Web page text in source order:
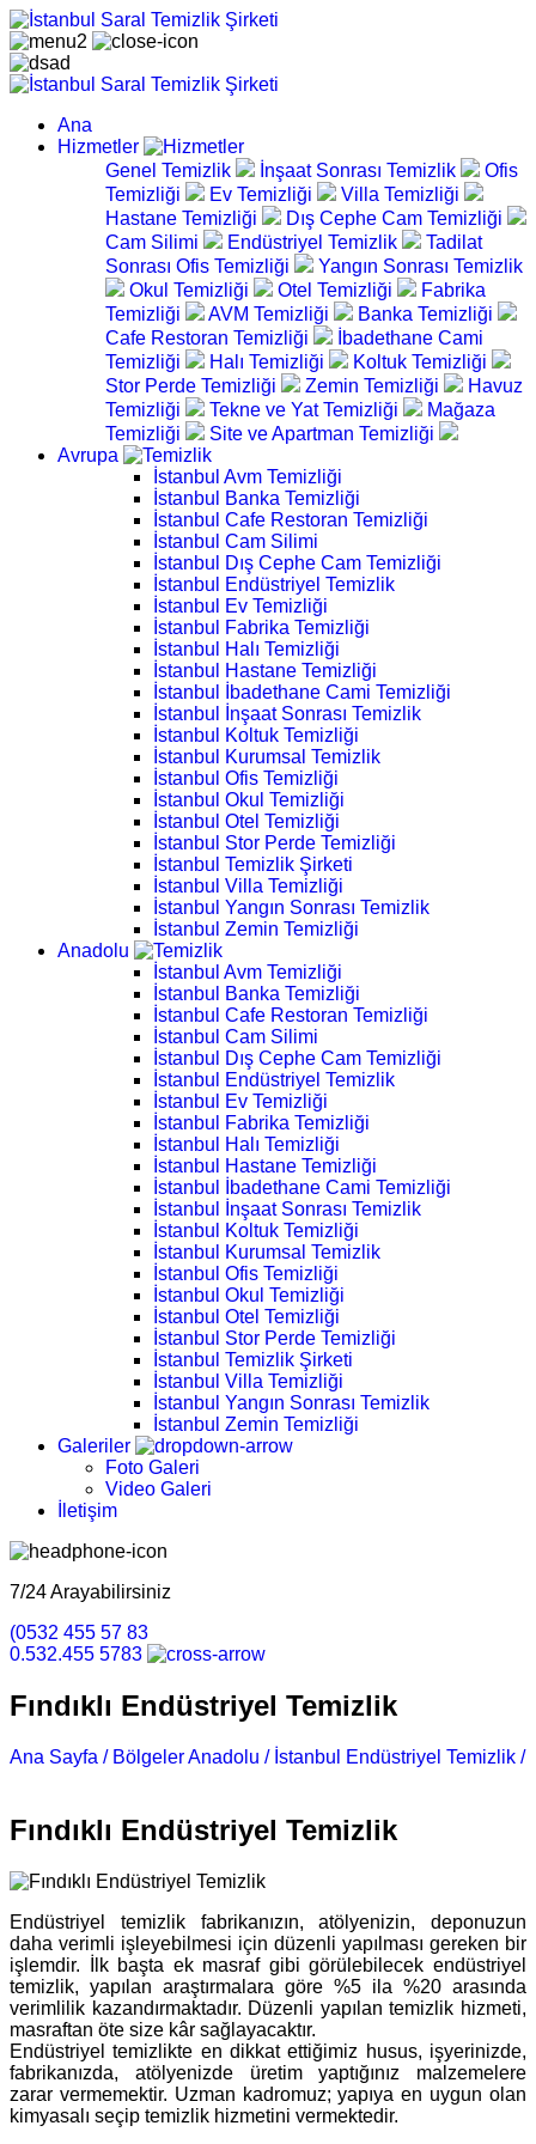
Ana
Hizmetler
Genel Temizlik
İnşaat Sonrası Temizlik
Ofis
Temizliği
Ev Temizliği
Villa Temizliği
Hastane Temizliği
Dış Cephe Cam Temizliği
Cam Silimi
Endüstriyel Temizlik
Tadilat
Sonrası Ofis Temizliği
Yangın Sonrası Temizlik
Okul Temizliği
Otel Temizliği
Fabrika
Temizliği
AVM Temizliği
Banka Temizliği
Cafe Restoran Temizliği
İbadethane Cami
Temizliği
Halı Temizliği
Koltuk Temizliği
Stor Perde Temizliği
Zemin Temizliği
Havuz
Temizliği
Tekne ve Yat Temizliği
Mağaza
Temizliği
Site ve Apartman Temizliği
Avrupa
İstanbul Avm Temizliği
İstanbul Banka Temizliği
İstanbul Cafe Restoran Temizliği
İstanbul Cam Silimi
İstanbul Dış Cephe Cam Temizliği
İstanbul Endüstriyel Temizlik
İstanbul Ev Temizliği
İstanbul Fabrika Temizliği
İstanbul Halı Temizliği
İstanbul Hastane Temizliği
İstanbul İbadethane Cami Temizliği
İstanbul İnşaat Sonrası Temizlik
İstanbul Koltuk Temizliği
İstanbul Kurumsal Temizlik
İstanbul Ofis Temizliği
İstanbul Okul Temizliği
İstanbul Otel Temizliği
İstanbul Stor Perde Temizliği
İstanbul Temizlik Şirketi
İstanbul Villa Temizliği
İstanbul Yangın Sonrası Temizlik
İstanbul Zemin Temizliği
Anadolu
İstanbul Avm Temizliği
İstanbul Banka Temizliği
İstanbul Cafe Restoran Temizliği
İstanbul Cam Silimi
İstanbul Dış Cephe Cam Temizliği
İstanbul Endüstriyel Temizlik
İstanbul Ev Temizliği
İstanbul Fabrika Temizliği
İstanbul Halı Temizliği
İstanbul Hastane Temizliği
İstanbul İbadethane Cami Temizliği
İstanbul İnşaat Sonrası Temizlik
İstanbul Koltuk Temizliği
İstanbul Kurumsal Temizlik
İstanbul Ofis Temizliği
İstanbul Okul Temizliği
İstanbul Otel Temizliği
İstanbul Stor Perde Temizliği
İstanbul Temizlik Şirketi
İstanbul Villa Temizliği
İstanbul Yangın Sonrası Temizlik
İstanbul Zemin Temizliği
Galeriler
Foto Galeri
Video Galeri
İletişim
7/24 Arayabilirsiniz
(0532 455 57 83
0.532.455 5783
Fındıklı Endüstriyel Temizlik
Ana Sayfa / Bölgeler Anadolu / İstanbul Endüstriyel Temizlik /
Fındıklı Endüstriyel Temizlik
Endüstriyel temizlik fabrikanızın, atölyenizin, deponuzun
daha verimli işleyebilmesi için düzenli yapılması gereken bir
işlemdir. İlk başta ek masraf gibi görülebilecek endüstriyel
temizlik, yapılan araştırmalara göre %5 ila %20 arasında
verimlilik kazandırmaktadır. Düzenli yapılan temizlik hizmeti,
masraftan öte size kâr sağlayacaktır.
Endüstriyel temizlikte en dikkat ettiğimiz husus, işyerinizde,
fabrikanızda, atölyenizde üretim yaptığınız malzemelere
zarar vermemektir. Uzman kadromuz; yapıya en uygun olan
kimyasalı seçip temizlik hizmetini vermektedir.